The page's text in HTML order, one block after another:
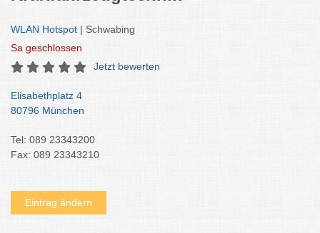
WLAN Hotspot | Schwabing
Sa geschlossen
Jetzt bewerten
Elisabethplatz 4
80796 München
Tel: 089 23343200
Fax: 089 23343210
Eintrag ändern